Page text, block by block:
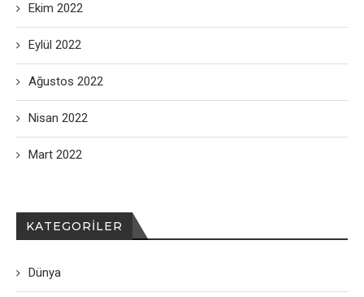
Ekim 2022
Eylül 2022
Ağustos 2022
Nisan 2022
Mart 2022
KATEGORILER
Dünya